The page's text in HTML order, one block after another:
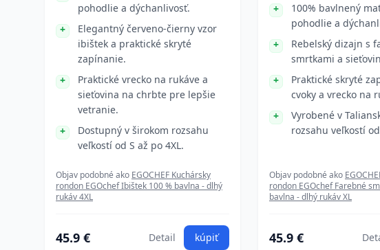
pohodlie a dýchanlivosť.
Elegantný červeno-čierny vzor
ibištek a praktické skryté
zapínanie.
Praktické vrecko na rukáve a
sieťovina na chrbte pre lepšie
vetranie.
Dostupný v širokom rozsahu
veľkostí od S až po 4XL.
Objav podobné ako EGOCHEF Kuchársky
rondon EGOchef Ibištek 100 % bavlna - dlhý
rukáv 4XL
45.9 € Detail kúpiť
100% bavlnený
pohodlie a
Rebelský dizajn s
smrtkami a
Praktické skryté
cvoky a vrecko na
Vyrobené v
rozsahu veľkostí
Objav podobné ako
rondon EGOchef Farebné
bavlna - dlhý rukáv XL
45.9 €